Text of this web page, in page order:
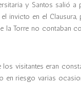
y Santos salió a
invicto en el
la Torre no contaban
los visitantes eran
en riesgo varias